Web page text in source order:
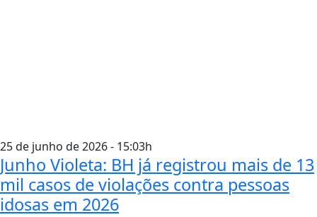
25 de junho de 2026 - 15:03h
Junho Violeta: BH já registrou mais de 13
mil casos de violações contra pessoas
idosas em 2026